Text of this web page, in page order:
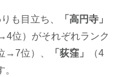
も目立ち、
「高円寺」
位）がそれぞれランク
→7位）、 「荻窪」
（4